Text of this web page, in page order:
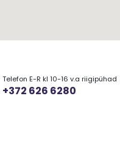
+372 626 6280
Telefon E-R kl 10-16 v.a riigipühad